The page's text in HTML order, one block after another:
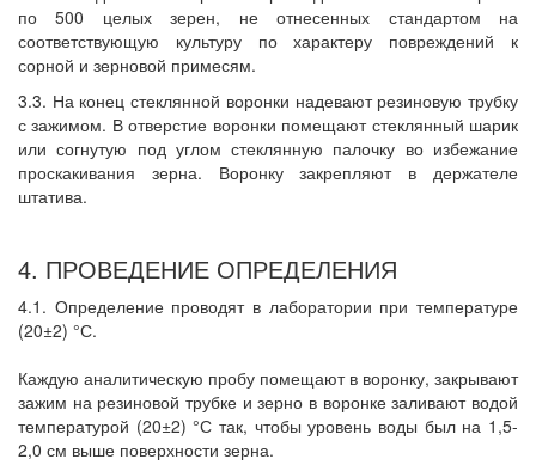
по 500 целых зерен, не отнесенных стандартом на
соответствующую культуру по характеру повреждений к
сорной и зерновой примесям.
3.3. На конец стеклянной воронки надевают резиновую трубку
с зажимом. В отверстие воронки помещают стеклянный шарик
или согнутую под углом стеклянную палочку во избежание
проскакивания зерна. Воронку закрепляют в держателе
штатива.
4. ПРОВЕДЕНИЕ ОПРЕДЕЛЕНИЯ
4.1. Определение проводят в лаборатории при температуре
(20±2) °С.
Каждую аналитическую пробу помещают в воронку, закрывают
зажим на резиновой трубке и зерно в воронке заливают водой
температурой (20±2) °С так, чтобы уровень воды был на 1,5-
2,0 см выше поверхности зерна.